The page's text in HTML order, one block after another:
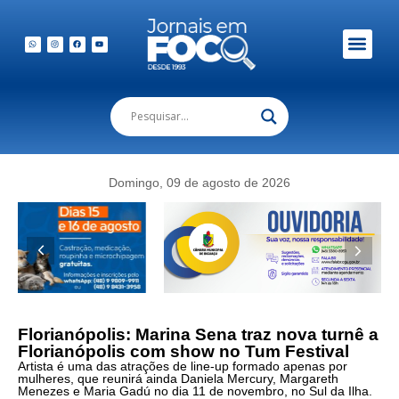
Domingo, 09 de agosto de 2026
Florianópolis: Marina Sena traz nova turnê a
Florianópolis com show no Tum Festival
Artista é uma das atrações de line-up formado apenas por
mulheres, que reunirá ainda Daniela Mercury, Margareth
Menezes e Maria Gadú no dia 11 de novembro, no Sul da Ilha.